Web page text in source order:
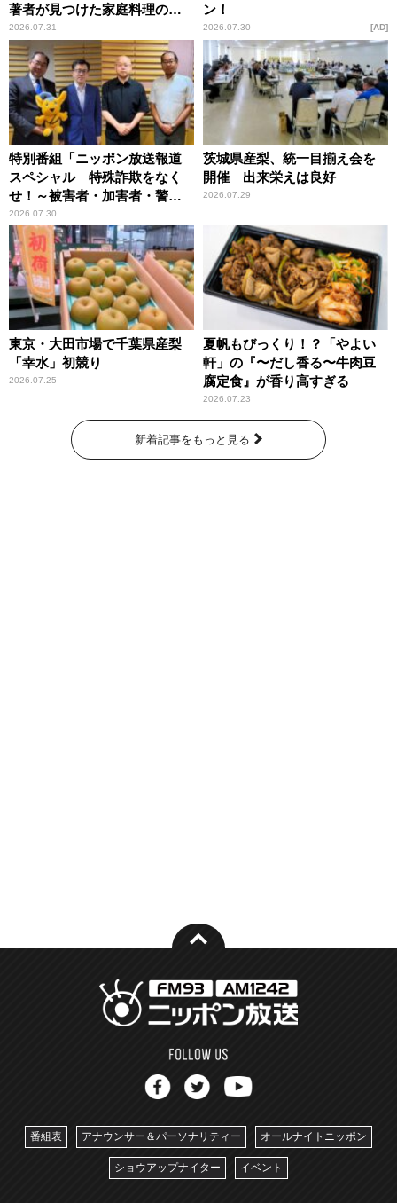
著者が見つけた家庭料理の知
恵
2026.07.31
ン！
2026.07.30 AD
特別番組「ニッポン放送報道
スペシャル 特殊詐欺をなく
せ！～被害者・加害者・警視
庁が語るトクリュウの実態
～」放送
2026.07.30
茨城県産梨、統一目揃え会を
開催 出来栄えは良好
2026.07.29
東京・大田市場で千葉県産梨
「幸水」初競り
2026.07.25
夏帆もびっくり！？「やよい
軒」の『〜だし香る〜牛肉豆
腐定食』が香り高すぎる
2026.07.23
新着記事をもっと見る
番組表 アナウンサー＆パーソナリティー オールナイトニッポン
ショウアップナイター イベント